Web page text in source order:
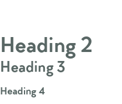
Heading 2
Heading 3
Heading 4